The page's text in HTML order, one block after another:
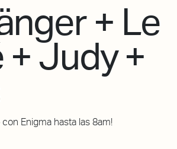
+ Le
+ Judy +
Enigma hasta las 8am!